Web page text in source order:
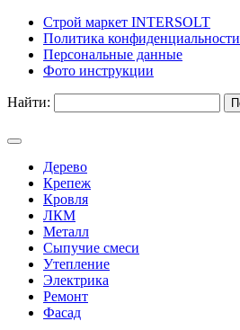
Строй маркет INTERSOLT
Политика конфиденциальности
Персональные данные
Фото инструкции
Найти:
Дерево
Крепеж
Кровля
ЛКМ
Металл
Сыпучие смеси
Утепление
Электрика
Ремонт
Фасад